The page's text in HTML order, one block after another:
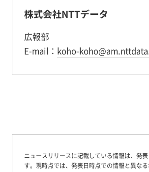
株式会社NTTデータ
広報部
E-mail： koho-
ニュースリリースに記載している情報は、発
す。 現時点では、発表日時点での情報と異な